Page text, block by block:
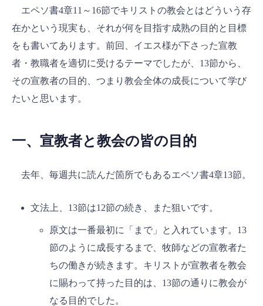
エペソ書4章11～16節でキリストの教会とはどういう存
在かという現実も、それが何を目指す成熟の目的と目標
をも書いてあります。前回、イエス様が下さった宣教
者・教職者を適切に受けるテーマでしたが、13節から、
その宣教者の目的、つまり教会全体の成長について学び
たいと思います。
一、宣教者と教会の皆の目的
去年、毎週共に読んだ箇所でもあるエペソ書4章13節。
文法上、13節は12節の続き、また狙いです。
原文は一番最初に「まで」と入れています。13
節のように成長するまで、牧師などの宣教者た
ちの働きが続きます。キリストが宣教者を教会
に賜わって持った目的は、13節の通りに教会が
なる目的でした。